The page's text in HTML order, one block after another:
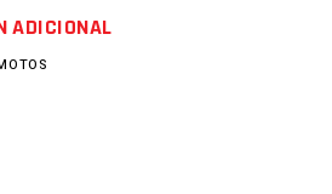
ADICIONAL